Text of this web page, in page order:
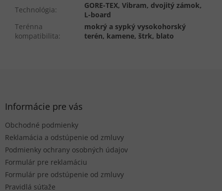
Technológia:
GORE-TEX, Vibram, dvojitý zámok,
L-board
Terénna
kompatibilita:
mokrý a sypký vysokohorský
terén, kamene, štrk, blato
Informácie pre vás
Obchodné podmienky
Reklamácia a odstúpenie od zmluvy
Podmienky ochrany osobných údajov
Formulár pre reklamáciu
Formulár pre odstúpenie od zmluvy
Pravidlá súťaže